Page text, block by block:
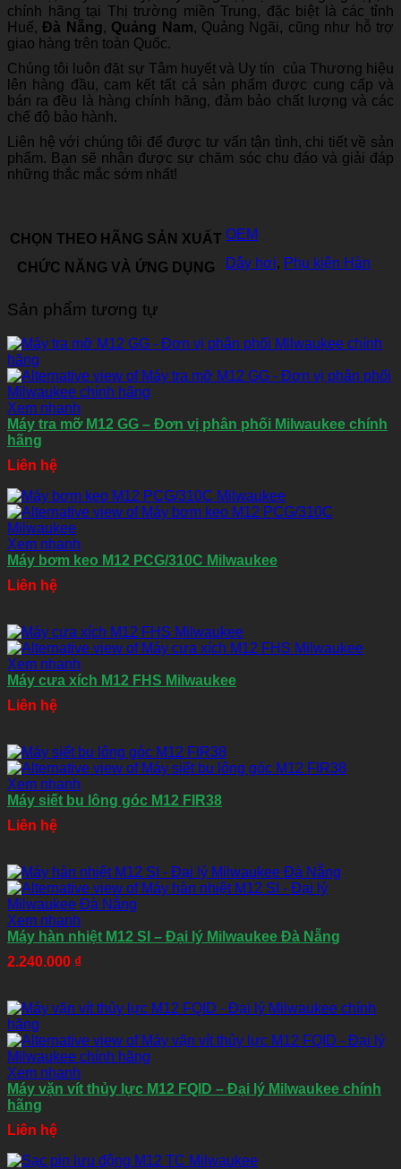
chính hãng tại Thị trường miền Trung, đặc biệt là các tỉnh
Huế,Đà Nẵng, Quảng Nam, Quảng Ngãi, cũng như hỗ trợ
giao hàng trên toàn Quốc.
Chúng tôi luôn đặt sự Tâm huyết và Uy tín của Thương hiệu
lên hàng đầu, cam kết tất cả sản phẩm được cung cấp và
bán ra đều là hàng chính hãng, đảm bảo chất lượng và các
chế độ bảo hành.
Liên hệ với chúng tôi để được tư vấn tận tình, chi tiết về sản
phẩm. Bạn sẽ nhận được sự chăm sóc chu đáo và giải đáp
những thắc mắc sớm nhất!
CHỌN THEO HÃNG SẢN XUẤT OEM
CHỨC NĂNG VÀ ỨNG DỤNG Dây hơi, Phụ kiện Hàn
Sản phẩm tương tự
Xem nhanh
Máy tra mỡ M12 GG – Đơn vị phân phối Milwaukee chính
hãng
Liên hệ
Xem nhanh
Máy bơm keo M12 PCG/310C Milwaukee
Liên hệ
Xem nhanh
Máy cưa xích M12 FHS Milwaukee
Liên hệ
Xem nhanh
Máy siết bu lông góc M12 FIR38
Liên hệ
Xem nhanh
Máy hàn nhiệt M12 SI – Đại lý Milwaukee Đà Nẵng
2.240.000 ₫
Xem nhanh
Máy vặn vít thủy lực M12 FQID – Đại lý Milwaukee chính
hãng
Liên hệ